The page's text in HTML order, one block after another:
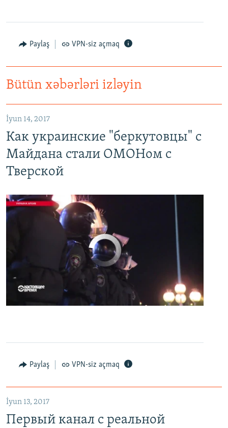
Paylaş VPN-siz açmaq
Bütün xəbərləri izləyin
İyun 14, 2017
Как украинские "беркутовцы" с
Майдана стали ОМОНом с
Тверской
No media source currently available
Paylaş VPN-siz açmaq
İyun 13, 2017
Первый канал с реальной
EMBED